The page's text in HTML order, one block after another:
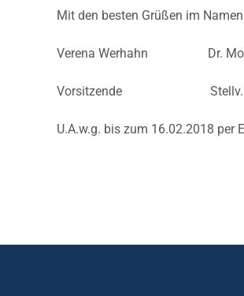
Mit den besten Grüßen im
Verena Werhahn Dr.
Vorsitzende Stellv.
U.A.w.g. bis zum 16.02.2018 per